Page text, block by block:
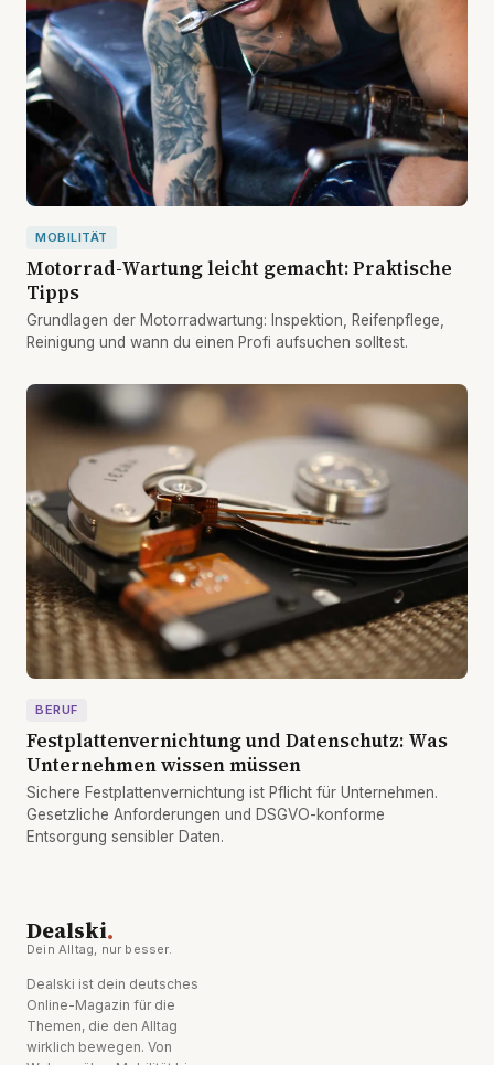
MOBILITÄT
Motorrad-Wartung leicht gemacht: Praktische
Tipps
Grundlagen der Motorradwartung: Inspektion, Reifenpflege,
Reinigung und wann du einen Profi aufsuchen solltest.
BERUF
Festplattenvernichtung und Datenschutz: Was
Unternehmen wissen müssen
Sichere Festplattenvernichtung ist Pflicht für Unternehmen.
Gesetzliche Anforderungen und DSGVO-konforme
Entsorgung sensibler Daten.
Dealski.
Dein Alltag, nur besser.
Dealski ist dein deutsches
Online-Magazin für die
Themen, die den Alltag
wirklich bewegen. Von